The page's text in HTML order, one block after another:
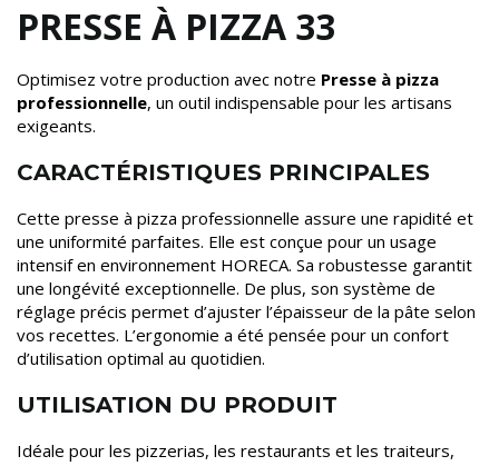
PRESSE À PIZZA 33
Optimisez votre production avec notre Presse à pizza
professionnelle, un outil indispensable pour les artisans
exigeants.
CARACTÉRISTIQUES PRINCIPALES
Cette presse à pizza professionnelle assure une rapidité et
une uniformité parfaites. Elle est conçue pour un usage
intensif en environnement HORECA. Sa robustesse garantit
une longévité exceptionnelle. De plus, son système de
réglage précis permet d’ajuster l’épaisseur de la pâte selon
vos recettes. L’ergonomie a été pensée pour un confort
d’utilisation optimal au quotidien.
UTILISATION DU PRODUIT
Idéale pour les pizzerias, les restaurants et les traiteurs,